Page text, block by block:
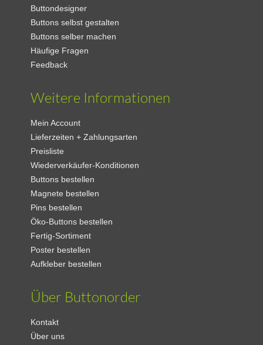
Buttondesigner
Buttons selbst gestalten
Buttons selber machen
Häufige Fragen
Feedback
Weitere Informationen
Mein Account
Lieferzeiten + Zahlungsarten
Preisliste
Wiederverkäufer-Konditionen
Buttons bestellen
Magnete bestellen
Pins bestellen
Öko-Buttons bestellen
Fertig-Sortiment
Poster bestellen
Aufkleber bestellen
Über Buttonorder
Kontakt
Über uns